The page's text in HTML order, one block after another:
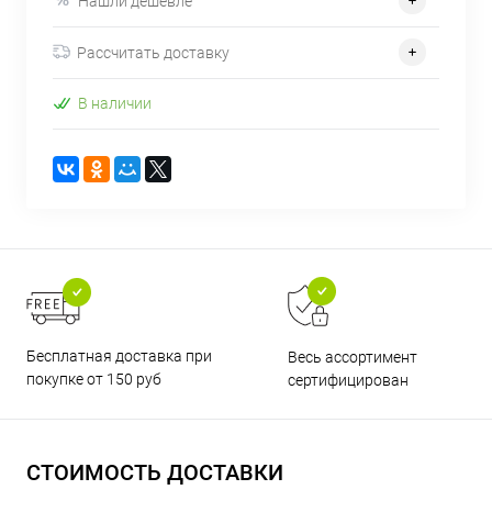
Рассчитать доставку
В наличии
Бесплатная доставка при
покупке от 150 руб
Весь ассортимент
сертифицирован
СТОИМОСТЬ ДОСТАВКИ